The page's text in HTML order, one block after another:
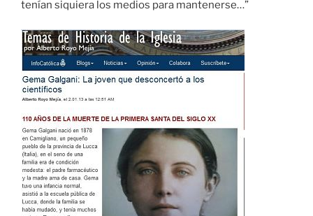
tenían siquiera los medios para mantenerse…”